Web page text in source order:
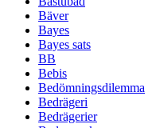
Bäver
Bayes
Bayes sats
BB
Bebis
Bedömningsdilemma
Bedrägeri
Bedrägerier